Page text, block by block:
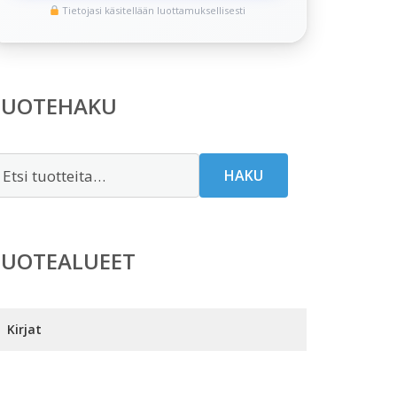
Tietojasi käsitellään luottamuksellisesti
HAKU
Kirjat